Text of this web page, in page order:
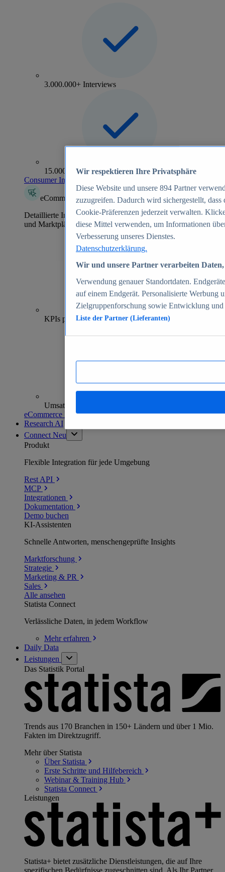
3.000.000+ Interviews
15.000+ Marken
Consumer Insights entdecken
eCommerce Insights
Detaillierte Informationen zu mehr als 39.000 Online-Shops
und Marktplätzen
70+
KPIs pro Shop
Umsatzanalysen und -prognosen
eCommerce Insights entdecken
Research AI
Connect Neu
Produkt
Flexible Integration für jede Umgebung
Rest API
MCP
Integrationen
Dokumentation
Demo buchen
KI-Assistenten
Schnelle Antworten, menschengeprüfte Insights
Marktforschung
Strategie
Marketing & PR
Sales
Alle ansehen
Statista Connect
Verlässliche Daten, in jedem Workflow
Mehrerfahren
Daily Data
Leistungen
Das Statistik Portal
Trends aus 170 Branchen in 150+ Ländern und über 1 Mio.
Fakten im Direktzugriff.
Mehr über Statista
Über Statista
Erste Schritte und Hilfebereich
Webinar & Training Hub
Statista Connect
Leistungen
Statista+ bietet zusätzliche Dienstleistungen, die auf Ihre
spezifischen Bedürfnisse zugeschnitten sind. Als Ihr Partner
Wir respektieren Ihre Privatsphäre
Diese Website und unsere 894 Partner
zuzugreifen. Dadurch wird sichergestellt,
Cookie-Präferenzen jederzeit verwalten.
diese Mittel verwenden, um Informationen
Verbesserung unseres Dienstes.
Datenschutzerklärung.
Wir und unsere Partner verarbeiten
Verwendung genauer Standortdaten.
auf einem Endgerät. Personalisierte Werbung
Zielgruppenforschung sowie Entwicklung
Liste der Partner (Lieferanten)